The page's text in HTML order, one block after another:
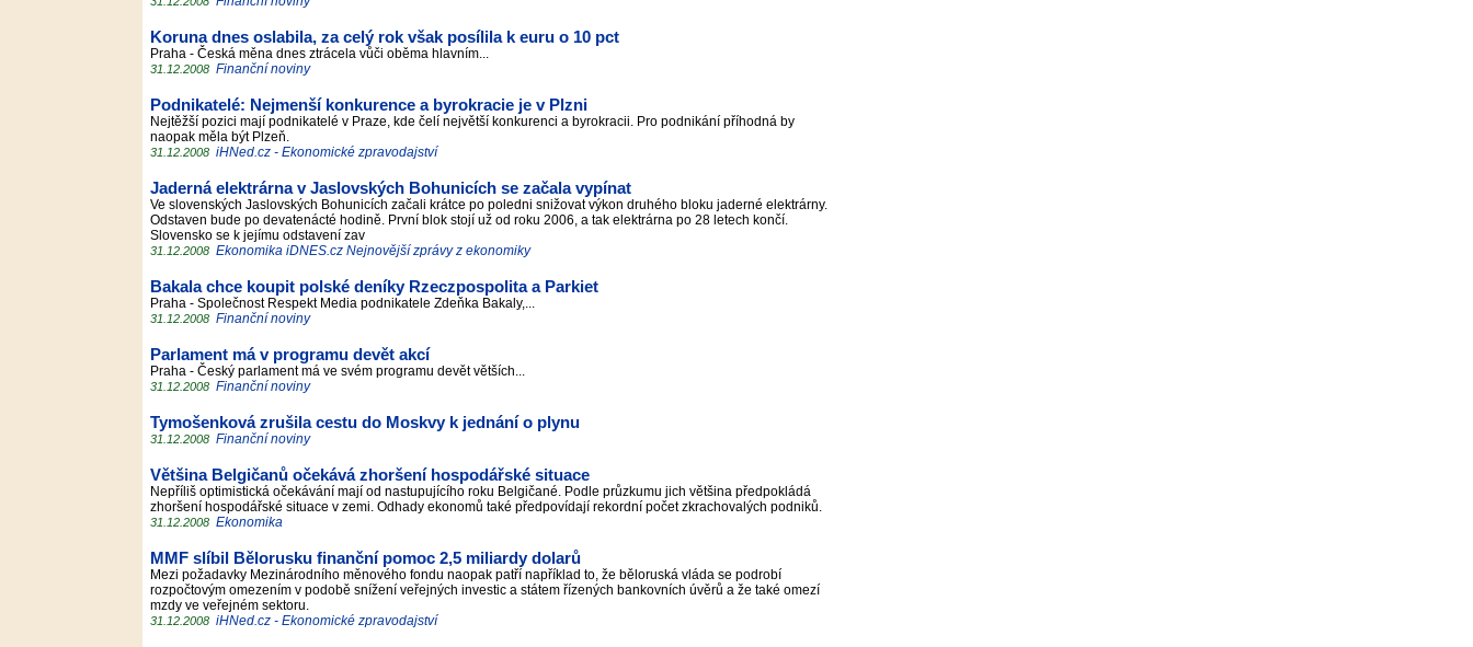
Koruna dnes oslabila, za celý rok však posílila k euru o 10 pct
Praha - Česká měna dnes ztrácela vůči oběma hlavním...
31.12.2008 Finanční noviny
Podnikatelé: Nejmenší konkurence a byrokracie je v Plzni
Nejtěžší pozici mají podnikatelé v Praze, kde čelí největší konkurenci a byrokracii. Pro podnikání příhodná by
naopak měla být Plzeň.
31.12.2008 iHNed.cz - Ekonomické zpravodajství
Jaderná elektrárna v Jaslovských Bohunicích se začala vypínat
Ve slovenských Jaslovských Bohunicích začali krátce po poledni snižovat výkon druhého bloku jaderné elektrárny.
Odstaven bude po devatenácté hodině. První blok stojí už od roku 2006, a tak elektrárna po 28 letech končí.
Slovensko se k jejímu odstavení zav
31.12.2008 Ekonomika iDNES.cz Nejnovější zprávy z ekonomiky
Bakala chce koupit polské deníky Rzeczpospolita a Parkiet
Praha - Společnost Respekt Media podnikatele Zdeňka Bakaly,...
31.12.2008 Finanční noviny
Parlament má v programu devět akcí
Praha - Český parlament má ve svém programu devět větších...
31.12.2008 Finanční noviny
Tymošenková zrušila cestu do Moskvy k jednání o plynu
31.12.2008 Finanční noviny
Většina Belgičanů očekává zhoršení hospodářské situace
Nepříliš optimistická očekávání mají od nastupujícího roku Belgičané. Podle průzkumu jich většina předpokládá
zhoršení hospodářské situace v zemi. Odhady ekonomů také předpovídají rekordní počet zkrachovalých podniků.
31.12.2008 Ekonomika
MMF slíbil Bělorusku finanční pomoc 2,5 miliardy dolarů
Mezi požadavky Mezinárodního měnového fondu naopak patří například to, že běloruská vláda se podrobí
rozpočtovým omezením v podobě snížení veřejných investic a státem řízených bankovních úvěrů a že také omezí
mzdy ve veřejném sektoru.
31.12.2008 iHNed.cz - Ekonomické zpravodajství